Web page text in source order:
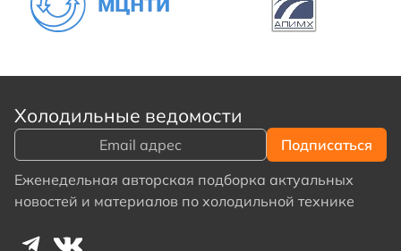
Холодильные ведомости
Еженедельная авторская подборка актуальных
новостей и материалов по холодильной технике